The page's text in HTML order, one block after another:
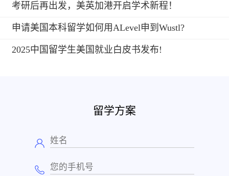
考研后再出发，美英加港开启学术新程！
申请美国本科留学如何用ALevel申到Wustl?
2025中国留学生美国就业白皮书发布!
留学方案